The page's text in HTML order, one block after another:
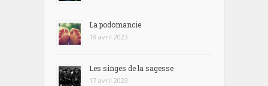
La podomancie
18 avril 2023
Les singes de la sagesse
17 avril 2023